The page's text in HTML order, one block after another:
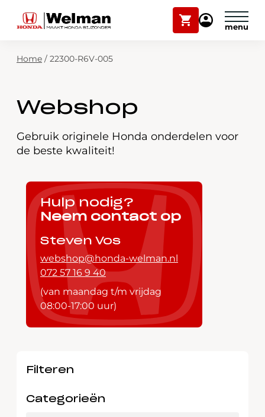
Winkelwagen
Mijn
Modellen
Over ons
Webshop
Contact
Zoekfunctie
Plan onderhoud
Mijn Honda Welman
Home / 22300-R6V-005
Webshop
Gebruik originele Honda onderdelen voor
de beste kwaliteit!
Hulp nodig?
Neem contact op
Steven Vos
webshop@honda-welman.nl
072 57 16 9 40
(van maandag t/m vrijdag
08:00-17:00 uur)
Filteren
Categorieën